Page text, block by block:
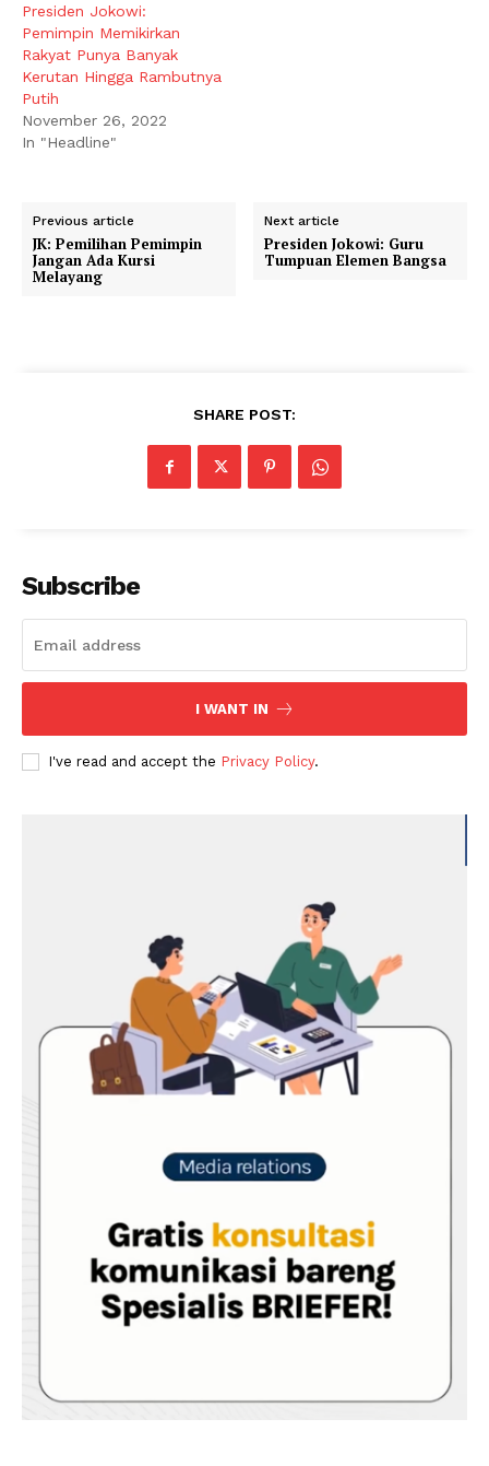
Presiden Jokowi:
Pemimpin Memikirkan
Rakyat Punya Banyak
Kerutan Hingga Rambutnya
Putih
November 26, 2022
In "Headline"
Previous article
JK: Pemilihan Pemimpin
Jangan Ada Kursi
Melayang
Next article
Presiden Jokowi: Guru
Tumpuan Elemen Bangsa
SHARE POST:
Subscribe
I WANT IN
I've read and accept the Privacy Policy.